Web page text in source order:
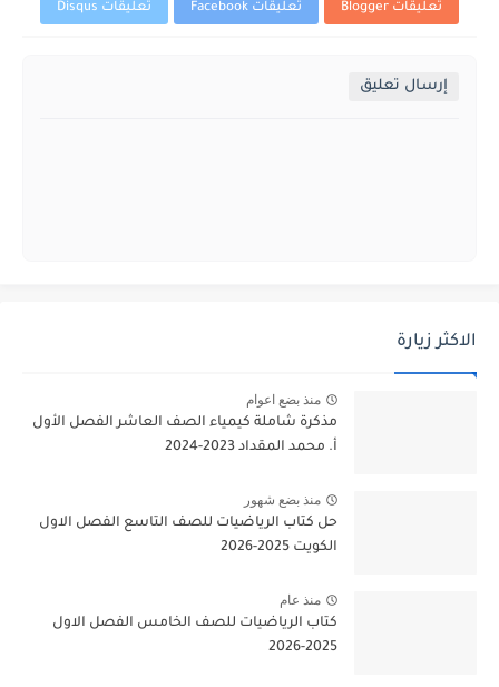
تعليقات Blogger تعليقات Facebook تعليقات Disqus
إرسال تعليق
الاكثر زيارة
منذ بضع اعوام
مذكرة شاملة كيمياء الصف العاشر الفصل الأول
أ. محمد المقداد 2023-2024
منذ بضع شهور
حل كتاب الرياضيات للصف التاسع الفصل الاول
الكويت 2025-2026
منذ عام
كتاب الرياضيات للصف الخامس الفصل الاول
2025-2026